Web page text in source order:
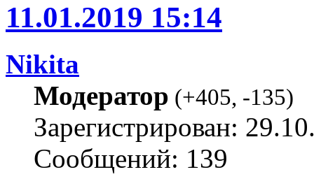
11.01.2019 15:14
Nikita
Модератор (+405, -135)
Зарегистрирован:
Сообщений: 139